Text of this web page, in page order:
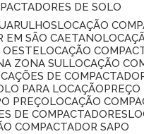
DE SOLO
LOCAÇÃO
EM SÃO CAETANO
OESTE LOCAÇÃO
ZONA SUL LOCAÇÃO
DE
PARA LOCAÇÃO
PREÇO LOCAÇÃO
DE COMPACTADORES
COMPACTADOR SAPO